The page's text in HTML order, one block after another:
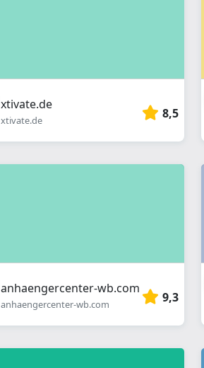
xtivate.de
xtivate.de 8,5
anhaengercenter-wb.com
anhaengercenter-wb.com 9,3